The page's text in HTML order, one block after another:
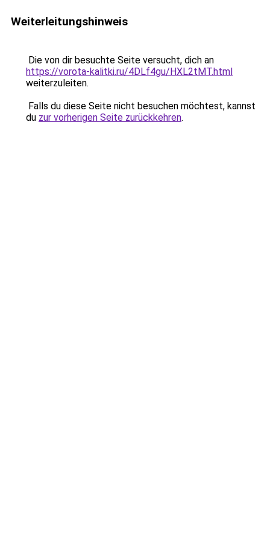
Weiterleitungshinweis
Die von dir besuchte Seite versucht, dich an
https://vorota-kalitki.ru/4DLf4gu/HXL2tMT.html
weiterzuleiten.
Falls du diese Seite nicht besuchen möchtest, kannst
du zur vorherigen Seite zurückkehren.